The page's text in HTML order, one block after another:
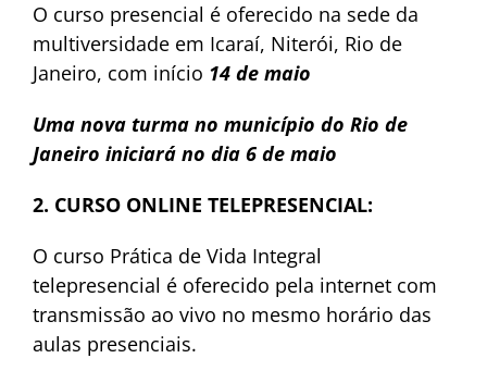
O curso presencial é oferecido na sede da
multiversidade em Icaraí, Niterói, Rio de
Janeiro, com início 14 de maio
Uma nova turma no município do Rio de
Janeiro iniciará no dia 6 de maio
2. CURSO ONLINE TELEPRESENCIAL:
O curso Prática de Vida Integral
telepresencial é oferecido pela internet com
transmissão ao vivo no mesmo horário das
aulas presenciais.